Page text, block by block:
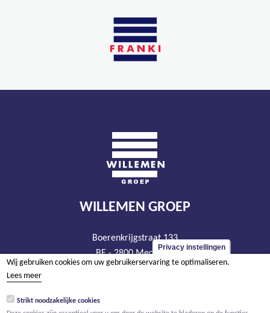
WILLEMEN GROEP
Boerenkrijgstraat 133
BE - 2800 Mechelen
tel +32 15 569 965
BTW BE 0466.256.432
Privacy instellingen
Wij gebruiken cookies om uw gebruikerservaring te optimaliseren.
Lees meer
Strikt noodzakelijke cookies